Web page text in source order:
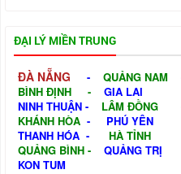
ĐẠI LÝ MIỀN TRUNG
ĐÀ NẴNG - QUẢNG NAM
BÌNH ĐỊNH
- GIA LAI
NINH THUẬN - LÂM ĐỒNG
KHÁNH HÒA - PHÚ YÊN
THANH HÓA - HÀ TỈNH
QUẢNG BÌNH - QUẢNG TRỊ
KON TUM